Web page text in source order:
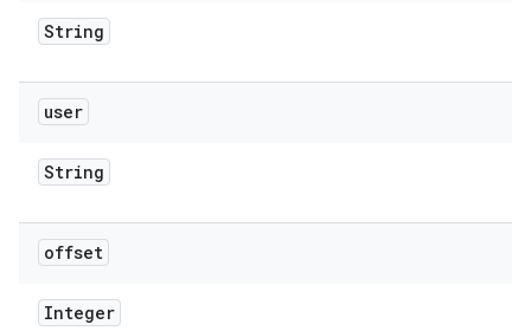
String
user
String
offset
Integer